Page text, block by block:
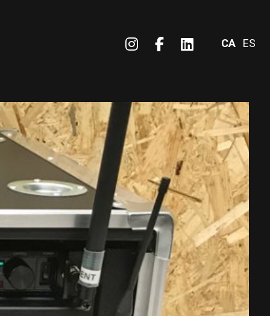
CA ES
Link a instagram
Link a facebook
Link a